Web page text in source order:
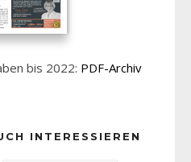
bis 2022: PDF-Archiv
INTERESSIEREN